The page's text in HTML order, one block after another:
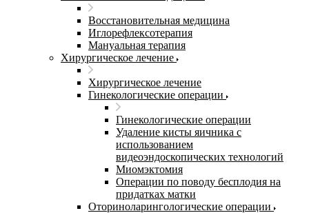
Восстановительная медицина
Иглорефлексотерапия
Мануальная терапия
Хирургическое лечение
Хирургическое лечение
Гинекологические операции
Гинекологические операции
Удаление кисты яичника с
использованием
видеоэндоскопических технологий
Миомэктомия
Операции по поводу бесплодия на
придатках матки
Оториноларингологические операции